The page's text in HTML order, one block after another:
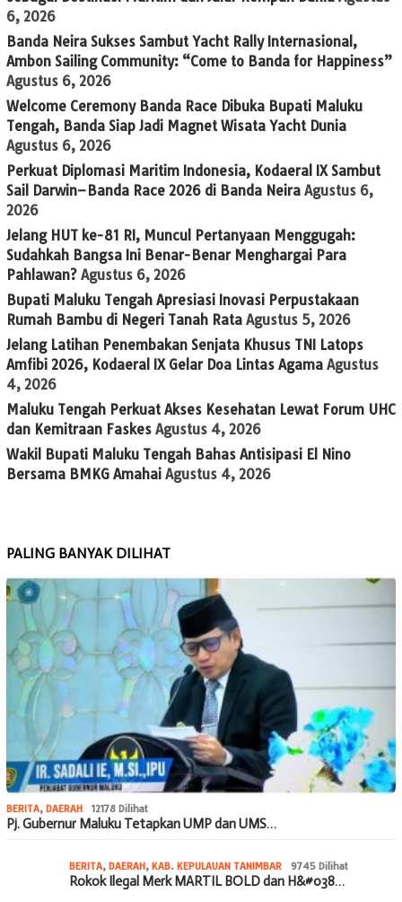
6, 2026
Banda Neira Sukses Sambut Yacht Rally Internasional,
Ambon Sailing Community: “Come to Banda for Happiness”
Agustus 6, 2026
Welcome Ceremony Banda Race Dibuka Bupati Maluku
Tengah, Banda Siap Jadi Magnet Wisata Yacht Dunia
Agustus 6, 2026
Perkuat Diplomasi Maritim Indonesia, Kodaeral IX Sambut
Sail Darwin–Banda Race 2026 di Banda Neira Agustus 6,
2026
Jelang HUT ke-81 RI, Muncul Pertanyaan Menggugah:
Sudahkah Bangsa Ini Benar-Benar Menghargai Para
Pahlawan? Agustus 6, 2026
Bupati Maluku Tengah Apresiasi Inovasi Perpustakaan
Rumah Bambu di Negeri Tanah Rata Agustus 5, 2026
Jelang Latihan Penembakan Senjata Khusus TNI Latops
Amfibi 2026, Kodaeral IX Gelar Doa Lintas Agama Agustus
4, 2026
Maluku Tengah Perkuat Akses Kesehatan Lewat Forum UHC
dan Kemitraan Faskes Agustus 4, 2026
Wakil Bupati Maluku Tengah Bahas Antisipasi El Nino
Bersama BMKG Amahai Agustus 4, 2026
PALING BANYAK DILIHAT
BERITA, DAERAH 12178 Dilihat
Pj. Gubernur Maluku Tetapkan UMP dan UMS…
BERITA, DAERAH, KAB. KEPULAUAN TANIMBAR 9745 Dilihat
Rokok Ilegal Merk MARTIL BOLD dan H&#038…